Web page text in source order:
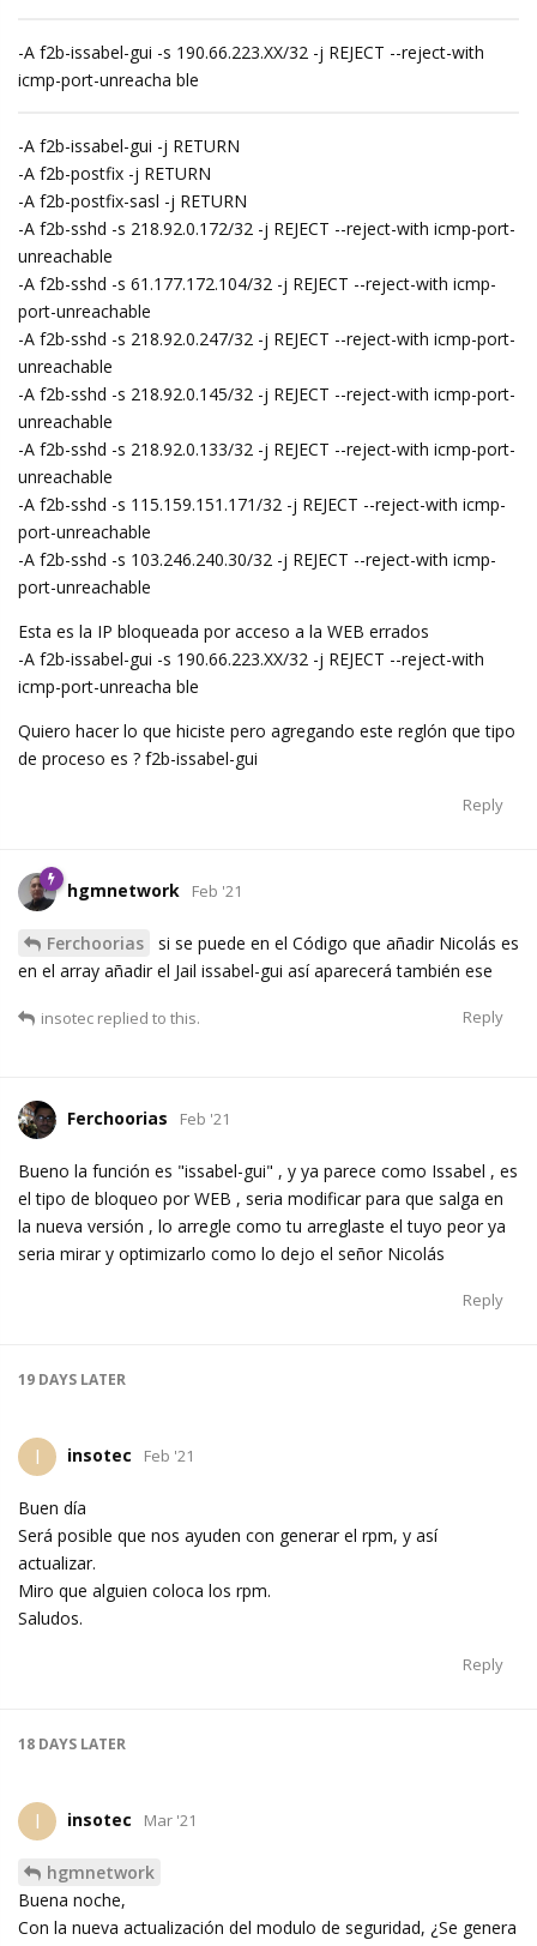
-A f2b-issabel-gui -s 190.66.223.XX/32 -j REJECT --reject-with
icmp-port-unreacha ble
-A f2b-issabel-gui -j RETURN
-A f2b-postfix -j RETURN
-A f2b-postfix-sasl -j RETURN
-A f2b-sshd -s 218.92.0.172/32 -j REJECT --reject-with icmp-port-
unreachable
-A f2b-sshd -s 61.177.172.104/32 -j REJECT --reject-with icmp-
port-unreachable
-A f2b-sshd -s 218.92.0.247/32 -j REJECT --reject-with icmp-port-
unreachable
-A f2b-sshd -s 218.92.0.145/32 -j REJECT --reject-with icmp-port-
unreachable
-A f2b-sshd -s 218.92.0.133/32 -j REJECT --reject-with icmp-port-
unreachable
-A f2b-sshd -s 115.159.151.171/32 -j REJECT --reject-with icmp-
port-unreachable
-A f2b-sshd -s 103.246.240.30/32 -j REJECT --reject-with icmp-
port-unreachable
Esta es la IP bloqueada por acceso a la WEB errados
-A f2b-issabel-gui -s 190.66.223.XX/32 -j REJECT --reject-with
icmp-port-unreacha ble
Quiero hacer lo que hiciste pero agregando este reglón que tipo
de proceso es ? f2b-issabel-gui
Reply
hgmnetwork Feb '21
Ferchoorias
si se puede en el Código que añadir Nicolás es
en el array añadir el Jail issabel-gui así aparecerá también ese
Reply
insotec replied to this.
Ferchoorias Feb '21
Bueno la función es "issabel-gui" , y ya parece como Issabel , es
el tipo de bloqueo por WEB , seria modificar para que salga en
la nueva versión , lo arregle como tu arreglaste el tuyo peor ya
seria mirar y optimizarlo como lo dejo el señor Nicolás
Reply
19 DAYS LATER
I insotec Feb '21
Buen día
Será posible que nos ayuden con generar el rpm, y así
actualizar.
Miro que alguien coloca los rpm.
Saludos.
Reply
18 DAYS LATER
I insotec Mar '21
hgmnetwork
Buena noche,
Con la nueva actualización del modulo de seguridad, ¿Se genera